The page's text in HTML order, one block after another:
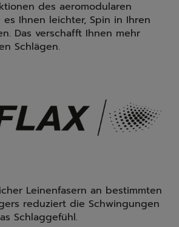
des aeromodularen
es Ihnen leichter, Spin in Ihren
Das verschafft Ihnen mehr
Schlägen.
Leinenfasern an bestimmten
reduziert die Schwingungen
Schlaggefühl.